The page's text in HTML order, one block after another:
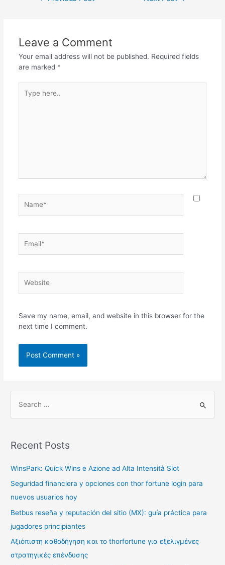
Leave a Comment
Your email address will not be published. Required fields
are marked *
Save my name, email, and website in this browser for the
next time I comment.
Recent Posts
WinsPark: Quick Wins e Azione ad Alta Intensità Slot
Seguridad financiera y opciones con thor fortune login para
nuevos usuarios hoy
Betbus reseña y reputación del sitio (MX): guía práctica para
jugadores principiantes
Αξιόπιστη καθοδήγηση και το thorfortune για εξελιγμένες
στρατηγικές επένδυσης